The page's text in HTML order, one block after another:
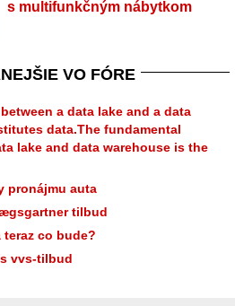
s multifunkčným nábytkom
VO FÓRE
a data lake and a data
data.The fundamental
lake and data warehouse is the
pronájmu auta
tilbud
teraz co bude?
vvs-tilbud